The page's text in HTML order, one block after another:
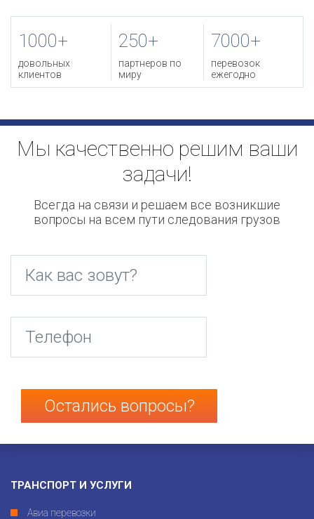
1000+
довольных
клиентов
250+
партнеров по
миру
7000+
перевозок
ежегодно
Мы качественно решим ваши
задачи!
Всегда на связи и решаем все возникшие
вопросы на всем пути следования грузов
ТРАНСПОРТ И УСЛУГИ
Авиа перевозки